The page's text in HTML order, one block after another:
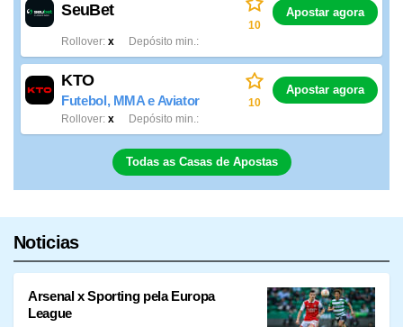
SeuBet
x
Rollover Depósito min.
10
Apostar agora
KTO
Futebol, MMA e Aviator
x
Rollover Depósito min.
10
Apostar agora
Todas as Casas de Apostas
Noticias
Arsenal x Sporting pela Europa
League